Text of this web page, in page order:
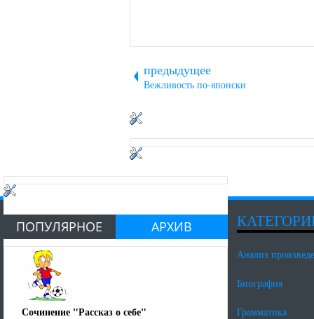
предыдущее
Вежливость по-японски
ПОПУЛЯРНОЕ АРХИВ
Сочинение "Рассказ о себе"
Анализ
Биография
Грамматика